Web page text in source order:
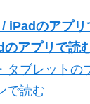
iPadのアプリ
アプリで読
タブレットの
で読む